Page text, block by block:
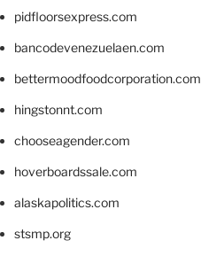
pidfloorsexpress.com
bancodevenezuelaen.com
bettermoodfoodcorporation.com
hingstonnt.com
chooseagender.com
hoverboardssale.com
alaskapolitics.com
stsmp.org